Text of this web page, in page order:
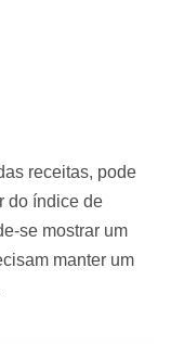
receitas, pode
do índice de
se mostrar um
manter um